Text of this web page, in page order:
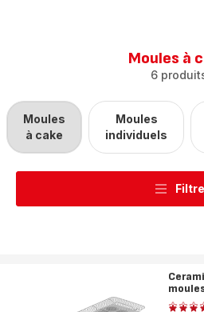
Moules à
6
Moules
à cake
Moules
individuels
Filtre
Note